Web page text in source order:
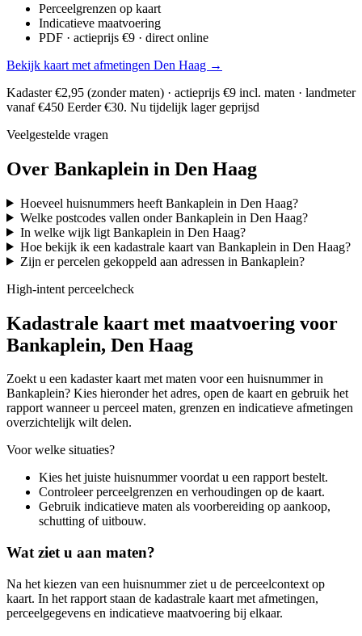
Perceelgrenzen op kaart
Indicatieve maatvoering
PDF · actieprijs €9 · direct online
Bekijk kaart met afmetingen Den Haag →
Kadaster €2,95 (zonder maten) · actieprijs €9 incl. maten · landmeter
vanaf €450 Eerder €30. Nu tijdelijk lager geprijsd
Veelgestelde vragen
Over Bankaplein in Den Haag
Hoeveel huisnummers heeft Bankaplein in Den Haag?
Welke postcodes vallen onder Bankaplein in Den Haag?
In welke wijk ligt Bankaplein in Den Haag?
Hoe bekijk ik een kadastrale kaart van Bankaplein in Den Haag?
Zijn er percelen gekoppeld aan adressen in Bankaplein?
High-intent perceelcheck
Kadastrale kaart met maatvoering voor
Bankaplein, Den Haag
Zoekt u een kadaster kaart met maten voor een huisnummer in
Bankaplein? Kies hieronder het adres, open de kaart en gebruik het
rapport wanneer u perceel maten, grenzen en indicatieve afmetingen
overzichtelijk wilt delen.
Voor welke situaties?
Kies het juiste huisnummer voordat u een rapport bestelt.
Controleer perceelgrenzen en verhoudingen op de kaart.
Gebruik indicatieve maten als voorbereiding op aankoop,
schutting of uitbouw.
Wat ziet u aan maten?
Na het kiezen van een huisnummer ziet u de perceelcontext op
kaart. In het rapport staan de kadastrale kaart met afmetingen,
perceelgegevens en indicatieve maatvoering bij elkaar.